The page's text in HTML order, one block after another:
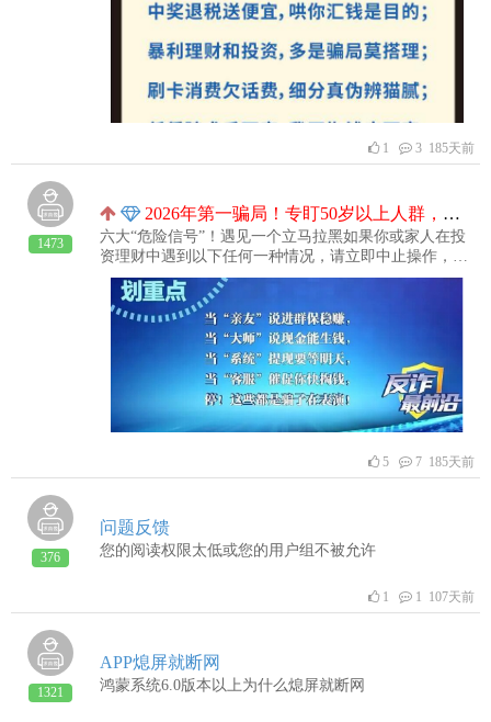
1 3 185天前
1473
2026年第一骗局！专盯50岁以上人群，有人已倾家荡产…
六大“危险信号”！遇见一个立马拉黑如果你或家人在投
资理财中遇到以下任何一种情况，请立即中止操作，并
报警！1：要求缴纳“解冻费”、“手续费”等2：引导向个
人私人账户转账3： 前期给予“小额返利”诱饵4： 鼓吹
有“内幕消息”、“稳赚不赔”5：诱导进行“线下交易”6：
要求开启“屏幕共享”功能（此举会泄露你所有手机操作
信息和密码！）
5 7 185天前
376
问题反馈
您的阅读权限太低或您的用户组不被允许
1 1 107天前
1321
APP熄屏就断网
鸿蒙系统6.0版本以上为什么熄屏就断网